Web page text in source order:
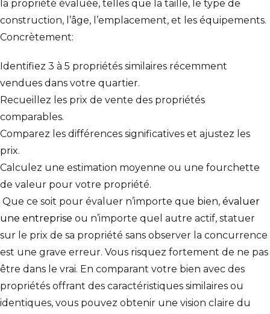
la propriété évaluée, telles que la taille, le type de
construction, l’âge, l’emplacement, et les équipements.
Concrètement:
Identifiez 3 à 5 propriétés similaires récemment
vendues dans votre quartier.
Recueillez les prix de vente des propriétés
comparables.
Comparez les différences significatives et ajustez les
prix.
Calculez une estimation moyenne ou une fourchette
de valeur pour votre propriété.
Que ce soit pour évaluer n’importe que bien, évaluer
une entreprise ou n’importe quel autre actif, statuer
sur le prix de sa propriété sans observer la concurrence
est une grave erreur. Vous risquez fortement de ne pas
être dans le vrai. En comparant votre bien avec des
propriétés offrant des caractéristiques similaires ou
identiques, vous pouvez obtenir une vision claire du